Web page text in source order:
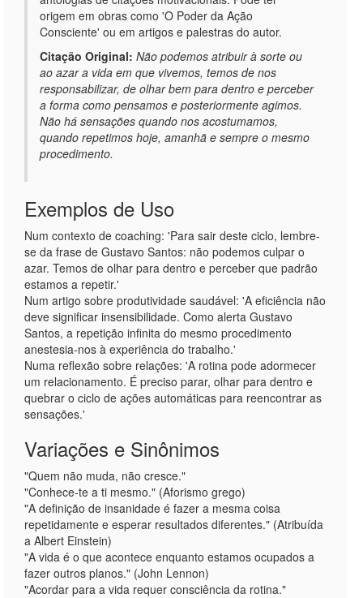
origem em obras como 'O Poder da Ação
Consciente' ou em artigos e palestras do autor.
Citação Original: Não podemos atribuir à sorte ou
ao azar a vida em que vivemos, temos de nos
responsabilizar, de olhar bem para dentro e perceber
a forma como pensamos e posteriormente agimos.
Não há sensações quando nos acostumamos,
quando repetimos hoje, amanhã e sempre o mesmo
procedimento.
Exemplos de Uso
Num contexto de coaching: 'Para sair deste ciclo, lembre-
se da frase de Gustavo Santos: não podemos culpar o
azar. Temos de olhar para dentro e perceber que padrão
estamos a repetir.'
Num artigo sobre produtividade saudável: 'A eficiência não
deve significar insensibilidade. Como alerta Gustavo
Santos, a repetição infinita do mesmo procedimento
anestesia-nos à experiência do trabalho.'
Numa reflexão sobre relações: 'A rotina pode adormecer
um relacionamento. É preciso parar, olhar para dentro e
quebrar o ciclo de ações automáticas para reencontrar as
sensações.'
Variações e Sinônimos
"Quem não muda, não cresce."
"Conhece-te a ti mesmo." (Aforismo grego)
"A definição de insanidade é fazer a mesma coisa
repetidamente e esperar resultados diferentes." (Atribuída
a Albert Einstein)
"A vida é o que acontece enquanto estamos ocupados a
fazer outros planos." (John Lennon)
"Acordar para a vida requer consciência da rotina."